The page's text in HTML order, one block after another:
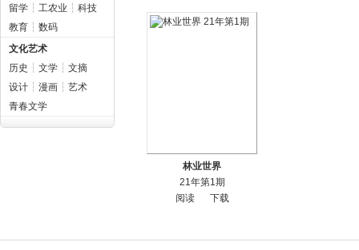
留学 ┆ 工农业 ┆ 科技
教育 ┆ 数码
文化艺术
历史 ┆ 文学 ┆ 文摘
设计 ┆ 漫画 ┆ 艺术
青春文学
林业世界
21年第1期
阅读
下载